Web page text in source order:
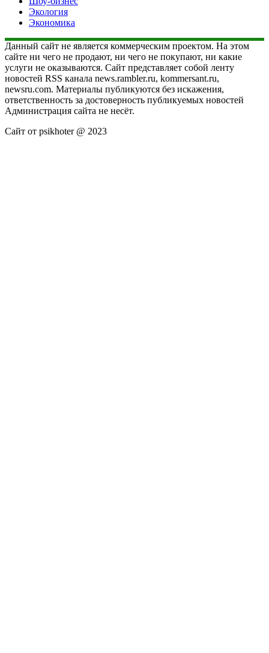
Экология
Экономика
Данный сайт не является коммерческим проектом. На этом
сайте ни чего не продают, ни чего не покупают, ни какие
услуги не оказываются. Сайт представляет собой ленту
новостей RSS канала news.rambler.ru, kommersant.ru,
newsru.com. Материалы публикуются без искажения,
ответственность за достоверность публикуемых новостей
Администрация сайта не несёт.
Сайт от psikhoter @ 2023